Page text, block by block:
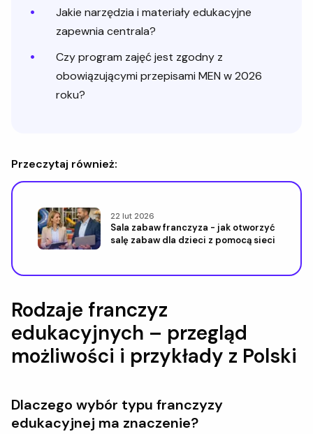
Jakie narzędzia i materiały edukacyjne
zapewnia centrala?
Czy program zajęć jest zgodny z
obowiązującymi przepisami MEN w 2026
roku?
Przeczytaj również:
22 lut 2026
Sala zabaw franczyza - jak otworzyć
salę zabaw dla dzieci z pomocą sieci
Rodzaje franczyz
edukacyjnych – przegląd
możliwości i przykłady z Polski
Dlaczego wybór typu franczyzy
edukacyjnej ma znaczenie?